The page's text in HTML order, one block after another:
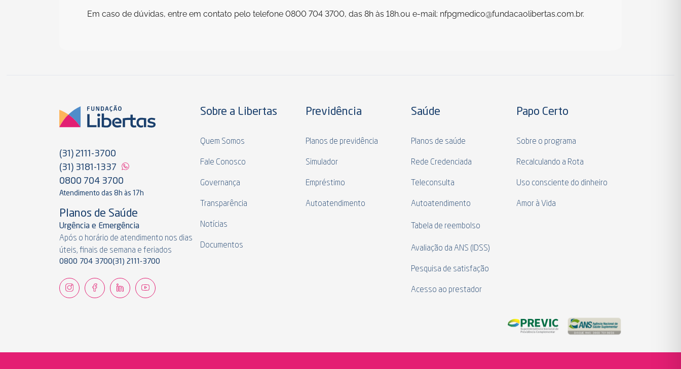
Em caso de dúvidas, entre em contato pelo telefone 0800 704 3700, das 8h às 18h.ou e-mail: nfpgmedico@fundacaolibertas.com.br.
(31) 2111-3700
(31) 3181-1337
0800 704 3700
Atendimento das 8h às 17h
Planos de Saúde
Urgência e Emergência
Após o horário de atendimento nos dias
úteis, finais de semana e feriados
0800 704 3700(31) 2111-3700
Sobre a Libertas
Quem Somos
Fale Conosco
Governança
Transparência
Notícias
Documentos
Previdência
Planos de previdência
Simulador
Empréstimo
Autoatendimento
Saúde
Planos de saúde
Rede Credenciada
Teleconsulta
Autoatendimento
Tabela de reembolso
Avaliação da ANS (IDSS)
Pesquisa de satisfação
Acesso ao prestador
Papo Certo
Sobre o programa
Recalculando a Rota
Uso consciente do dinheiro
Amor à Vida